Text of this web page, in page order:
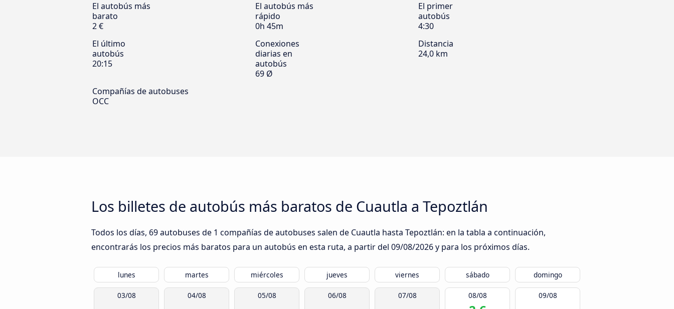
El autobús más
barato
2 €
El autobús más
rápido
0h 45m
El primer
autobús
4:30
El último
autobús
20:15
Conexiones
diarias en
autobús
69 Ø
Distancia
24,0 km
Compañías de autobuses
OCC
Los billetes de autobús más baratos de Cuautla a Tepoztlán
Todos los días, 69 autobuses de 1 compañías de autobuses salen de Cuautla hasta Tepoztlán: en la tabla a continuación,
encontrarás los precios más baratos para un autobús en esta ruta, a partir del 09/08/2026y para los próximos días.
lunes martes miércoles jueves viernes sábado domingo
03/08 04/08 05/08 06/08 07/08 08/08 09/08